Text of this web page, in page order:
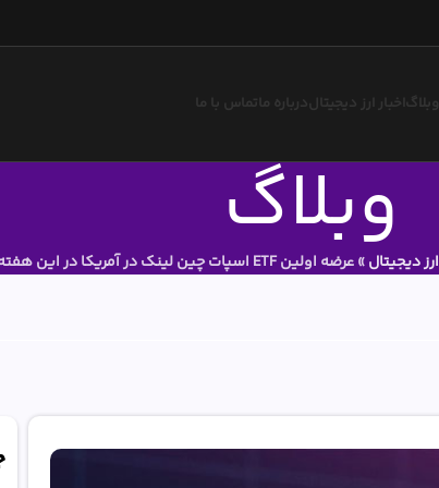
وبلاگ اخبار ارز دیجیتالدرباره ماتماس با ما
وبلاگارز دیجیتال»عرضه اولین ETF اسپات چین لینک در آمریکا در این هفته